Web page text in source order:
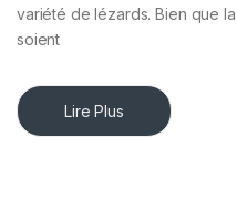
variété de lézards. Bien que
soient
Lire Plus